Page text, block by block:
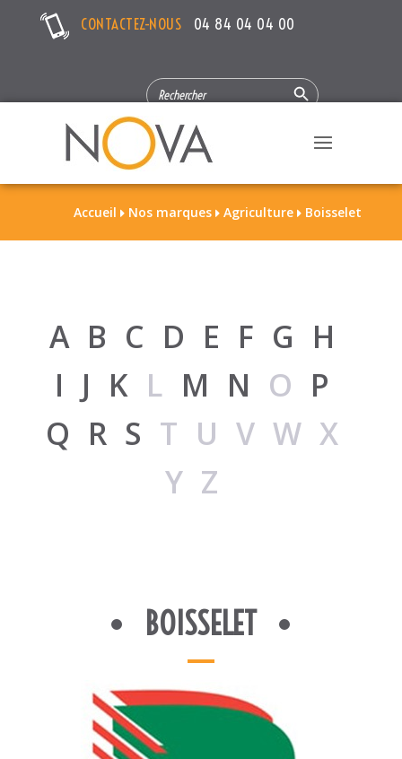
CONTACTEZ-NOUS 04 84 04 04 00
SEARCH
FOR:
Search Button
Accueil  Nos marques  Agriculture  Boisselet
A B C D E F G H
I J K L M N O P
Q R S TUVWX
YZ
BOISSELET